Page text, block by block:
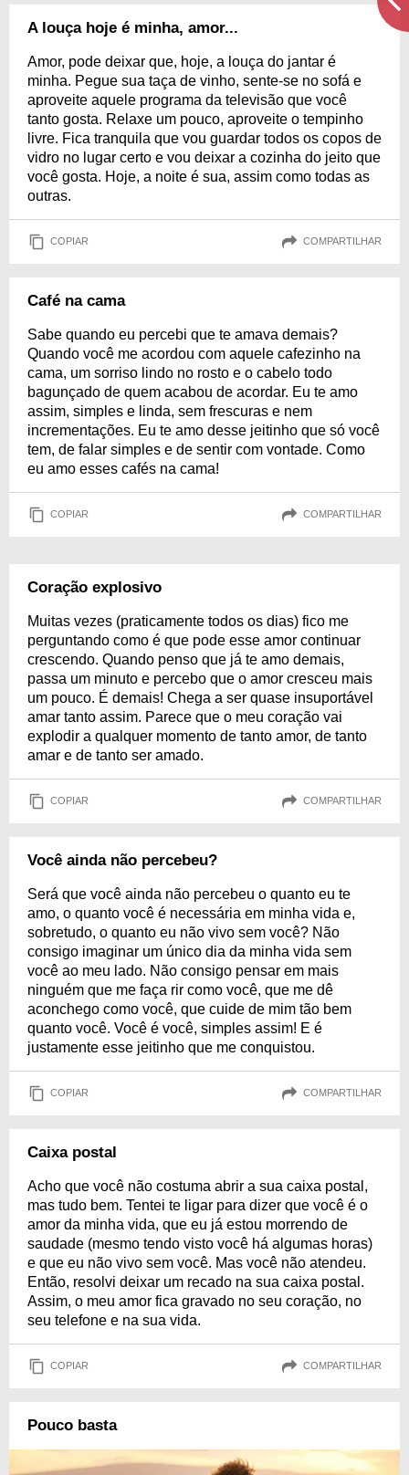
A louça hoje é minha, amor...
Amor, pode deixar que, hoje, a louça do jantar é
minha. Pegue sua taça de vinho, sente-se no sofá e
aproveite aquele programa da televisão que você
tanto gosta. Relaxe um pouco, aproveite o tempinho
livre. Fica tranquila que vou guardar todos os copos de
vidro no lugar certo e vou deixar a cozinha do jeito que
você gosta. Hoje, a noite é sua, assim como todas as
outras.
COPIAR COMPARTILHAR
Café na cama
Sabe quando eu percebi que te amava demais?
Quando você me acordou com aquele cafezinho na
cama, um sorriso lindo no rosto e o cabelo todo
bagunçado de quem acabou de acordar. Eu te amo
assim, simples e linda, sem frescuras e nem
incrementações. Eu te amo desse jeitinho que só você
tem, de falar simples e de sentir com vontade. Como
eu amo esses cafés na cama!
COPIAR COMPARTILHAR
Coração explosivo
Muitas vezes (praticamente todos os dias) fico me
perguntando como é que pode esse amor continuar
crescendo. Quando penso que já te amo demais,
passa um minuto e percebo que o amor cresceu mais
um pouco. É demais! Chega a ser quase insuportável
amar tanto assim. Parece que o meu coração vai
explodir a qualquer momento de tanto amor, de tanto
amar e de tanto ser amado.
COPIAR COMPARTILHAR
Você ainda não percebeu?
Será que você ainda não percebeu o quanto eu te
amo, o quanto você é necessária em minha vida e,
sobretudo, o quanto eu não vivo sem você? Não
consigo imaginar um único dia da minha vida sem
você ao meu lado. Não consigo pensar em mais
ninguém que me faça rir como você, que me dê
aconchego como você, que cuide de mim tão bem
quanto você. Você é você, simples assim! E é
justamente esse jeitinho que me conquistou.
COPIAR COMPARTILHAR
Caixa postal
Acho que você não costuma abrir a sua caixa postal,
mas tudo bem. Tentei te ligar para dizer que você é o
amor da minha vida, que eu já estou morrendo de
saudade (mesmo tendo visto você há algumas horas)
e que eu não vivo sem você. Mas você não atendeu.
Então, resolvi deixar um recado na sua caixa postal.
Assim, o meu amor fica gravado no seu coração, no
seu telefone e na sua vida.
COPIAR COMPARTILHAR
Pouco basta